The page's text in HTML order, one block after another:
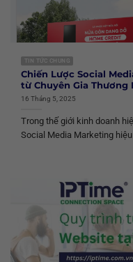
TIN TỨC CHUNG
Chiến Lược Social
từ Chuyên Gia Thương
16 Tháng 5, 2025
Trong thế giới kinh doanh
Social Media Marketing hiệu